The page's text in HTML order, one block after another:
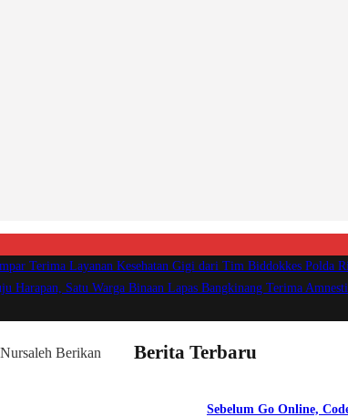
Terima Layanan Kesehatan Gigi dari Tim Biddokkes Polda
Harapan, Satu Warga Binaan Lapas Bangkinang Terima
Berikan
Berita Terbaru
Sebelum Go Online,